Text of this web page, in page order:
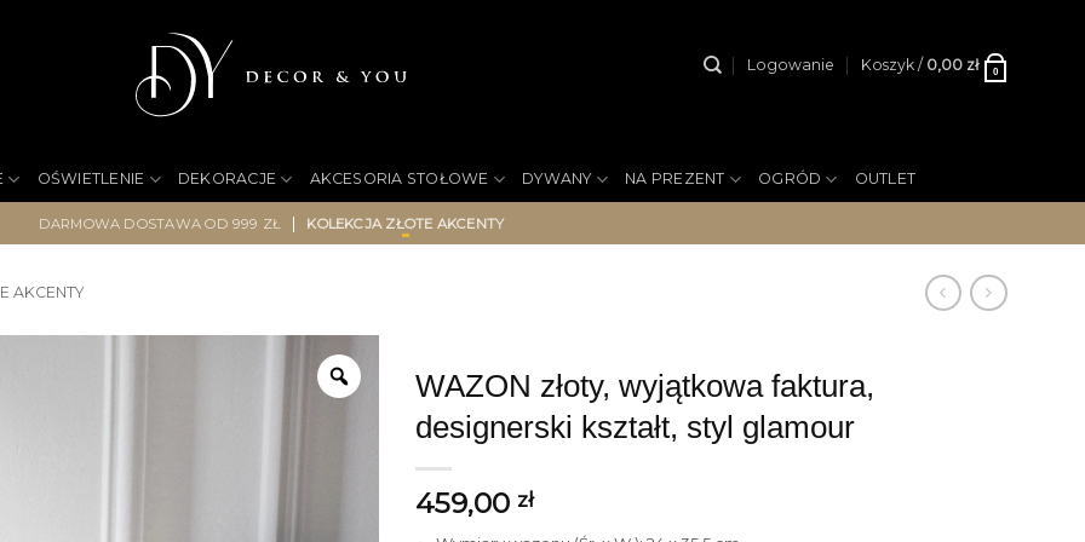
Logowanie Koszyk / 0,00 zł 0
OŚWIETLENIE DEKORACJE AKCESORIA STOŁOWE DYWANY NA PREZENT OGRÓD OUTLET
DARMOWA DOSTAWA OD 999 ZŁ | KOLEKCJA ZŁOTE AKCENTY
AKCENTY
WAZON złoty, wyjątkowa faktura,
designerski kształt, styl glamour
459,00 zł